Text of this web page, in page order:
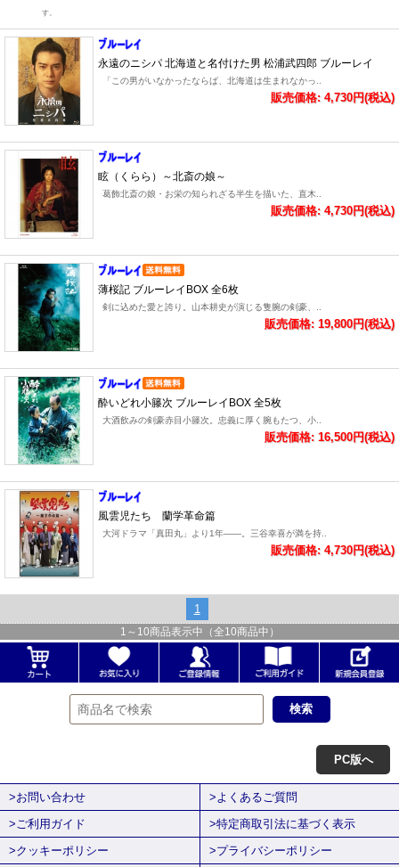
す。
永遠のニシパ 北海道と名付けた男 松浦武四郎 ブルーレイ
「この男がいなかったならば、北海道は生まれなかっ..
販売価格: 4,730円(税込)
眩（くらら）～北斎の娘～
葛飾北斎の娘・お栄の知られざる半生を描いた、直木..
販売価格: 4,730円(税込)
薄桜記 ブルーレイBOX 全6枚
剣に込めた愛と誇り。山本耕史が演じる隻腕の剣豪、..
販売価格: 19,800円(税込)
酔いどれ小籐次 ブルーレイBOX 全5枚
大酒飲みの剣豪赤目小籐次。忠義に厚く腕もたつ、小..
販売価格: 16,500円(税込)
風雲児たち 蘭学革命篇
大河ドラマ「真田丸」より1年――。三谷幸喜が満を持..
販売価格: 4,730円(税込)
1
1 ～ 10商品表示中（全10商品中）
PC版へ
>お問い合わせ
>よくあるご質問
>ご利用ガイド
>特定商取引法に基づく表示
>クッキーポリシー
>プライバシーポリシー